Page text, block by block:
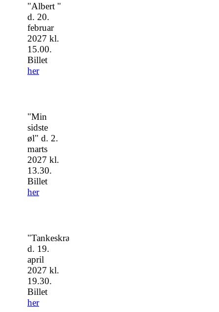
"Albert "
d. 20.
februar
2027 kl.
15.00.
Billet
her
"Min
sidste
øl" d. 2.
marts
2027 kl.
13.30.
Billet
her
"Tankeskræmsler"
d. 19.
april
2027 kl.
19.30.
Billet
her